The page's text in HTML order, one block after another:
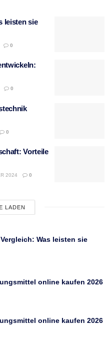
leisten sie
0
0
0
Vorteile
2024 0
LADEN
Was leisten sie
online kaufen 2026
online kaufen 2026